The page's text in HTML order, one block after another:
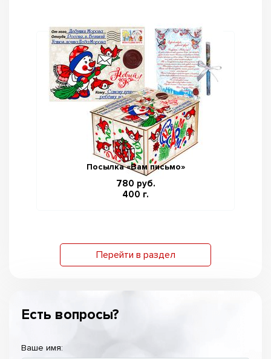
Посылка «Вам письмо»
780 руб.
400 г.
Перейти в раздел
Есть вопросы?
Ваше имя: